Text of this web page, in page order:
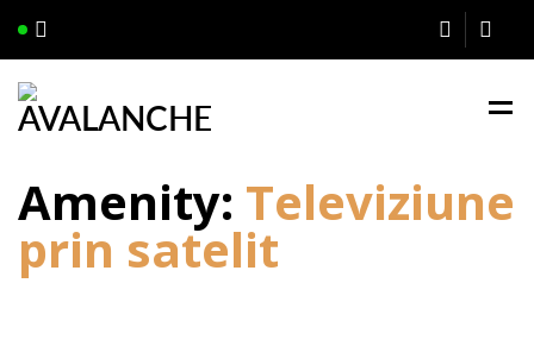
Amenity: Televiziune
prin satelit